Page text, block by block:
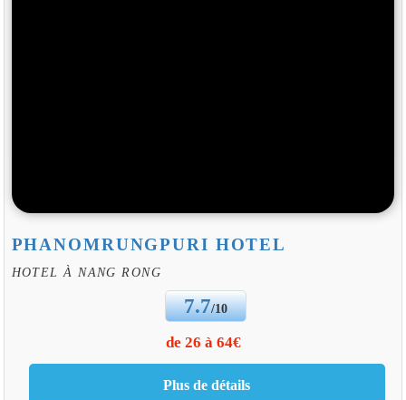
PHANOMRUNGPURI HOTEL
HOTEL À NANG RONG
7.7/10
de 26 à 64€